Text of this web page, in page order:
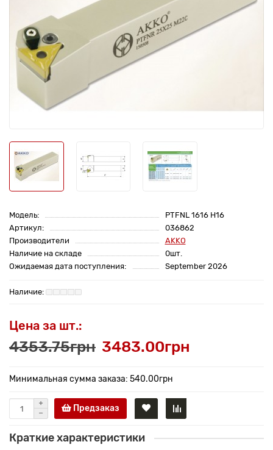
Модель:
PTFNL 1616 H16
Артикул:
036862
Производители
AKKO
Наличие на складе
0шт.
Ожидаемая дата поступления:
September 2026
Цена за шт.:
4353.75грн 3483.00грн
Минимальная сумма заказа: 540.00грн
Предзаказ
Краткие характеристики